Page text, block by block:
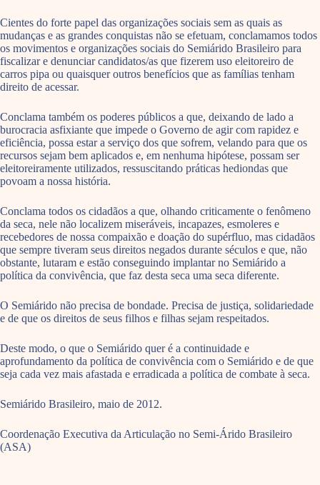
Cientes do forte papel das organizações sociais sem as quais as
mudanças e as grandes conquistas não se efetuam, conclamamos todos
os movimentos e organizações sociais do Semiárido Brasileiro para
fiscalizar e denunciar candidatos/as que fizerem uso eleitoreiro de
carros pipa ou quaisquer outros benefícios que as famílias tenham
direito de acessar.
Conclama também os poderes públicos a que, deixando de lado a
burocracia asfixiante que impede o Governo de agir com rapidez e
eficiência, possa estar a serviço dos que sofrem, velando para que os
recursos sejam bem aplicados e, em nenhuma hipótese, possam ser
eleitoreiramente utilizados, ressuscitando práticas hediondas que
povoam a nossa história.
Conclama todos os cidadãos a que, olhando criticamente o fenômeno
da seca, nele não localizem miseráveis, incapazes, esmoleres e
recebedores de nossa compaixão e doação do supérfluo, mas cidadãos
que sempre tiveram seus direitos negados durante séculos e que, não
obstante, lutaram e estão conseguindo implantar no Semiárido a
política da convivência, que faz desta seca uma seca diferente.
O Semiárido não precisa de bondade. Precisa de justiça, solidariedade
e de que os direitos de seus filhos e filhas sejam respeitados.
Deste modo, o que o Semiárido quer é a continuidade e
aprofundamento da política de convivência com o Semiárido e de que
seja cada vez mais afastada e erradicada a política de combate à seca.
Semiárido Brasileiro, maio de 2012.
Coordenação Executiva da Articulação no Semi-Árido Brasileiro
(ASA)